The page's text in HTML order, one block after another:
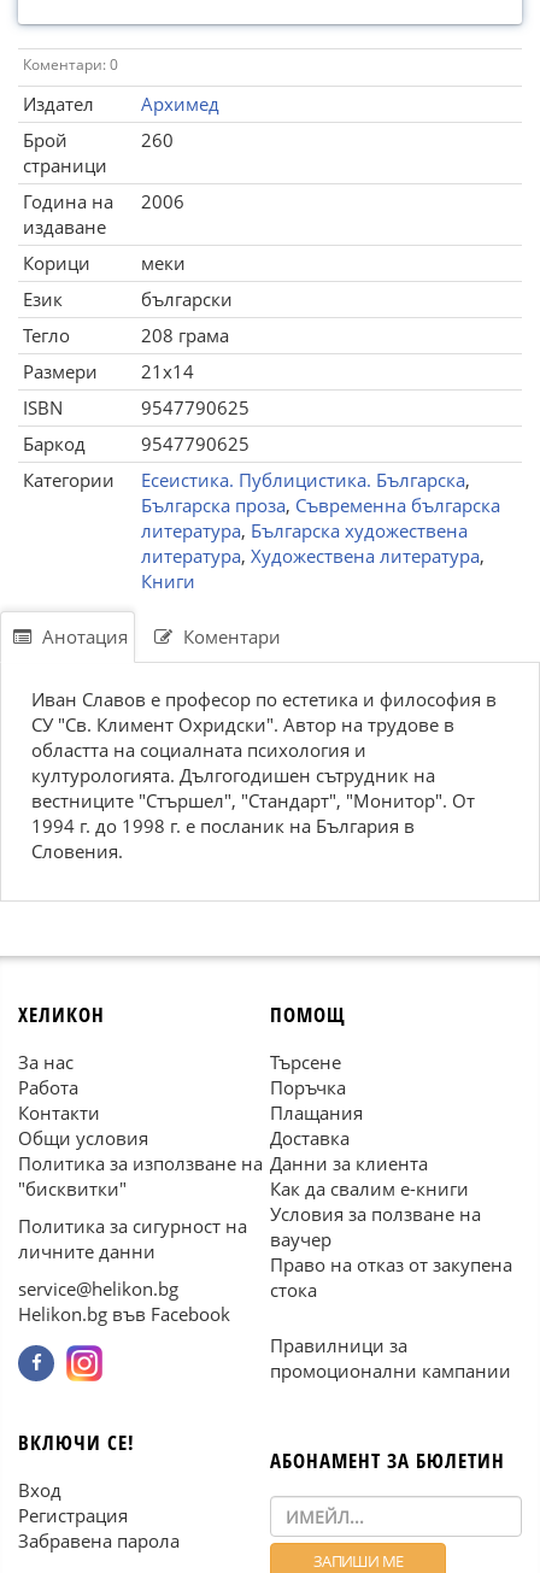
Коментари: 0
Издател
Архимед
Брой
страници
260
Година на
издаване
2006
Корици
меки
Език
български
Тегло
208 грама
Размери
21x14
ISBN
9547790625
Баркод
9547790625
Категории
Есеистика. Публицистика. Българска,
Българска проза, Съвременна българска
литература, Българска художествена
литература, Художествена литература,
Книги
Анотация Коментари
Иван Славов е професор по естетика и философия в
СУ "Св. Климент Охридски". Автор на трудове в
областта на социалната психология и
културологията. Дългогодишен сътрудник на
вестниците "Стършел", "Стандарт", "Монитор". От
1994 г. до 1998 г. е посланик на България в
Словения.
ХЕЛИКОН
За нас
Работа
Контакти
Общи условия
Политика за използване на
"бисквитки"
Политика за сигурност на
личните данни
service@helikon.bg
Helikon.bg във Facebook
ПОМОЩ
Търсене
Поръчка
Плащания
Доставка
Данни за клиента
Как да свалим е-книги
Условия за ползване на
ваучер
Право на отказ от закупена
стока
Правилници за
промоционални кампании
ВКЛЮЧИ СЕ!
Вход
Регистрация
Забравена парола
АБОНАМЕНТ ЗА БЮЛЕТИН